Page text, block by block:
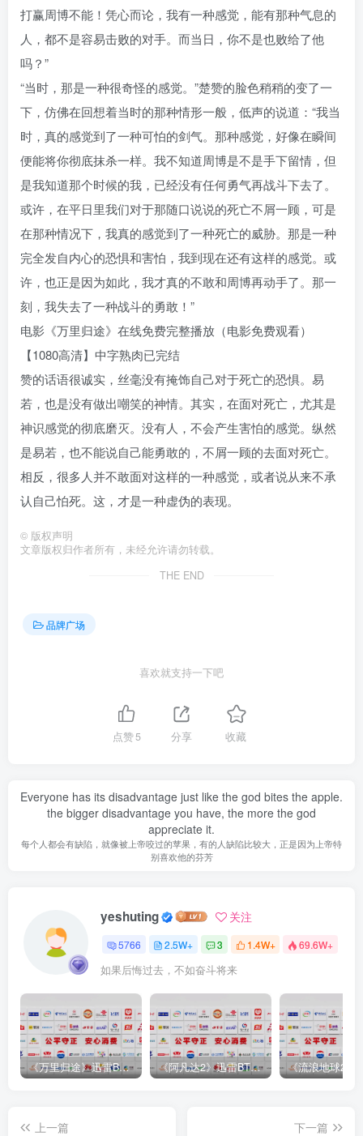
打赢周博不能！凭心而论，我有一种感觉，能有那种气息的
人，都不是容易击败的对手。而当日，你不是也败给了他
吗？”
“当时，那是一种很奇怪的感觉。”楚赞的脸色稍稍的变了一
下，仿佛在回想着当时的那种情形一般，低声的说道：“我当
时，真的感觉到了一种可怕的剑气。那种感觉，好像在瞬间
便能将你彻底抹杀一样。我不知道周博是不是手下留情，但
是我知道那个时候的我，已经没有任何勇气再战斗下去了。
或许，在平日里我们对于那随口说说的死亡不屑一顾，可是
在那种情况下，我真的感觉到了一种死亡的威胁。那是一种
完全发自内心的恐惧和害怕，我到现在还有这样的感觉。或
许，也正是因为如此，我才真的不敢和周博再动手了。那一
刻，我失去了一种战斗的勇敢！”
电影《万里归途》在线免费完整播放（电影免费观看）
【1080高清】中字熟肉已完结
赞的话语很诚实，丝毫没有掩饰自己对于死亡的恐惧。易
若，也是没有做出嘲笑的神情。其实，在面对死亡，尤其是
神识感觉的彻底磨灭。没有人，不会产生害怕的感觉。纵然
是易若，也不能说自己能勇敢的，不屑一顾的去面对死亡。
相反，很多人并不敢面对这样的一种感觉，或者说从来不承
认自己怕死。这，才是一种虚伪的表现。
© 版权声明
文章版权归作者所有，未经允许请勿转载。
THE END
品牌广场
喜欢就支持一下吧
点赞5 分享 收藏
Everyone has its disadvantage just like the god bites the apple.
the bigger disadvantage you have, the more the god
appreciate it.
每个人都会有缺陷，就像被上帝咬过的苹果，有的人缺陷比较大，正是因为上帝特
别喜欢他的芬芳
yeshuting 关注
5766 2.5W+ 3 1.4W+ 69.6W+
如果后悔过去，不如奋斗将来
《万里归途》迅雷BT完整下载[mp3／3.14GB／2.15GB 《阿凡达2》迅雷BT完整下载[MP4／3.12GB／5.35GB]中
上一篇
下一篇